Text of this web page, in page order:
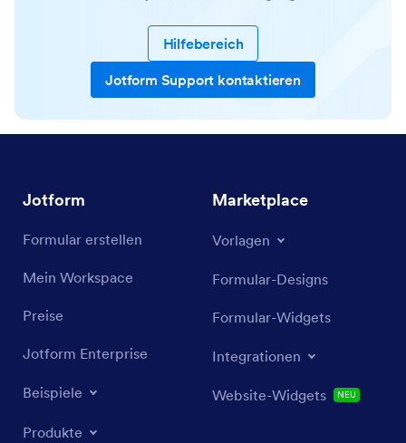
Hilfebereich
Jotform Support kontaktieren
Jotform
Formular erstellen
Mein Workspace
Preise
Jotform Enterprise
Beispiele
Produkte
Marketplace
Vorlagen
Formular-Designs
Formular-Widgets
Integrationen
Website-Widgets NEU